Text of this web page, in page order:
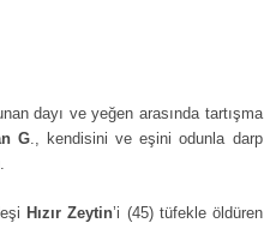
dayı ve yeğen arasında tartışma
G., kendisini ve eşini odunla darp
Hızır Zeytin’i (45) tüfekle öldüren